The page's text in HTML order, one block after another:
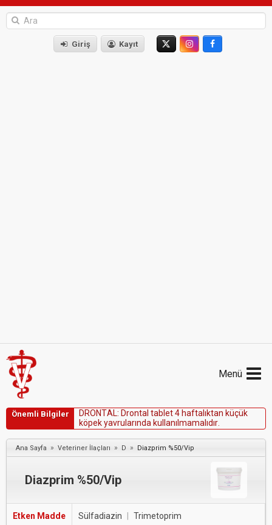
Giriş Kayıt
Menü
Önemli Bilgiler DRONTAL: Dronta tab et4 hafta ıktan küçük
köpekyavru arında ku anı mama ıdır
Ana Sayfa » Veteriner İlaçları » D » Diazprim %50/Vip
Diazprim %50/Vip
Etken Madde Sülfadiazin Trimetoprim